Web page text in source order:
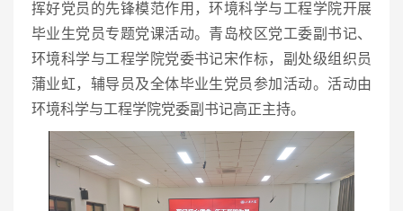
挥好党员的先锋模范作用，环境科学与工程学院开展
毕业生党员专题党课活动。青岛校区党工委副书记、
环境科学与工程学院党委书记宋作标，副处级组织员
蒲业虹，辅导员及全体毕业生党员参加活动。活动由
环境科学与工程学院党委副书记高正主持。